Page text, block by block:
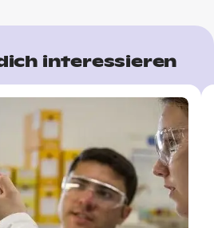
interessieren